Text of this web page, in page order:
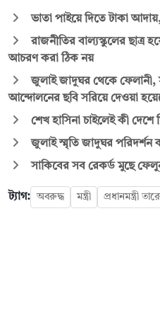
ভাতা পাইয়ে দিতে টাকা
রাজনীতির বাল্যস্কুলের ছাত্র
আচরণ করা ঠিক নয়
জুলাই জাদুঘর থেকে ফেলানী,
আন্দোলনের ছবি সরিয়ে দেওয়া
শেখ হাসিনা চাইলেই কী দেশে
জুলাই স্মৃতি জাদুঘর পরিদর্শন
সাকিবের সব রেকর্ড মুছে
ট্যাগ: অবরুদ্ধ মন্ত্রী প্রধানমন্ত্রী